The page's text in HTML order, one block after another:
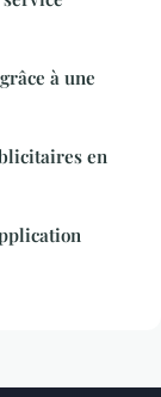
à une
en